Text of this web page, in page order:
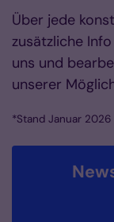
Über jede
zusätzliche
uns und
unserer
*Stand Januar 2026